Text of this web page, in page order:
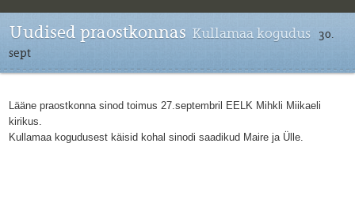
Uudised praostkonnas Kullamaa kogudus
30.
sept
Lääne praostkonna sinod toimus 27.septembril EELK Mihkli Miikaeli
kirikus.
Kullamaa kogudusest käisid kohal sinodi saadikud Maire ja Ülle.